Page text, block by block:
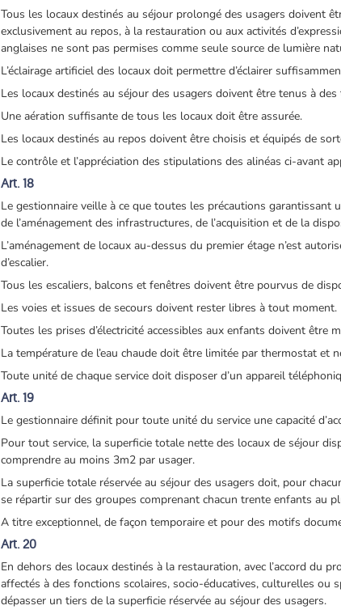
Tous les locaux destinés au séjour prolongé des usagers doivent
exclusivement au repos, à la restauration ou aux activités
anglaises ne sont pas permises comme seule source de lumière
L’éclairage artificiel des locaux doit permettre d’éclairer
Les locaux destinés au séjour des usagers doivent être tenus à
Une aération suffisante de tous les locaux doit être assurée.
Les locaux destinés au repos doivent être choisis et équipés de
Le contrôle et l’appréciation des stipulations des alinéas ci-avant
Art. 18
Le gestionnaire veille à ce que toutes les précautions
de l’aménagement des infrastructures, de l’acquisition et de la
L’aménagement de locaux au-dessus du premier étage n’est
d’escalier.
Tous les escaliers, balcons et fenêtres doivent être pourvus de
Les voies et issues de secours doivent rester libres à tout moment.
Toutes les prises d’électricité accessibles aux enfants doivent être
La température de l’eau chaude doit être limitée par thermostat et
Toute unité de chaque service doit disposer d’un appareil
Art. 19
Le gestionnaire définit pour toute unité du service une capacité
Pour tout service, la superficie totale nette des locaux de séjour
comprendre au moins 3m2 par usager.
La superficie totale réservée au séjour des usagers doit, pour
se répartir sur des groupes comprenant chacun trente enfants au
A titre exceptionnel, de façon temporaire et pour des motifs
Art. 20
En dehors des locaux destinés à la restauration, avec l’accord du
affectés à des fonctions scolaires, socio-éducatives, culturelles
dépasser un tiers de la superficie réservée au séjour des usagers.